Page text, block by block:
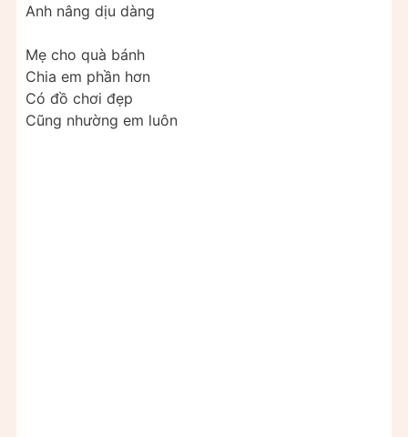
Anh nâng dịu dàng
Mẹ cho quà bánh
Chia em phần hơn
Có đồ chơi đẹp
Cũng nhường em luôn